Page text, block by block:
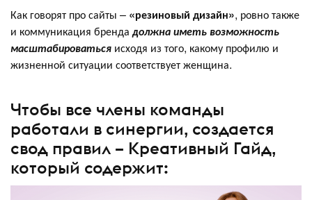
Как говорят про сайты – «резиновый дизайн», ровно также
и коммуникация бренда должна иметь возможность
масштабироваться исходя из того, какому профилю и
жизненной ситуации соответствует женщина.
Чтобы все члены команды
работали в синергии, создается
свод правил – Креативный Гайд,
который содержит: